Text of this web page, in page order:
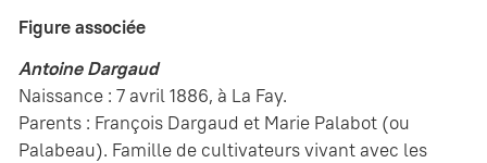
Figure associée
Antoine Dargaud
Naissance : 7 avril 1886, à La Fay.
Parents : François Dargaud et Marie Palabot (ou
Palabeau). Famille de cultivateurs vivant avec les